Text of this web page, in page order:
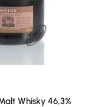
von 5 Sternen
Whisky 46,3%